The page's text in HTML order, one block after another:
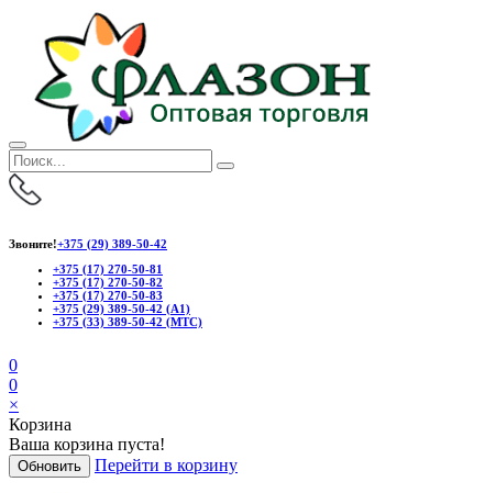
Звоните!+375 (29) 389-50-42
+375 (17) 270-50-81
+375 (17) 270-50-82
+375 (17) 270-50-83
+375 (29) 389-50-42 (А1)
+375 (33) 389-50-42 (МТС)
0
0
×
Корзина
Ваша корзина пуста!
Обновить Перейти в корзину